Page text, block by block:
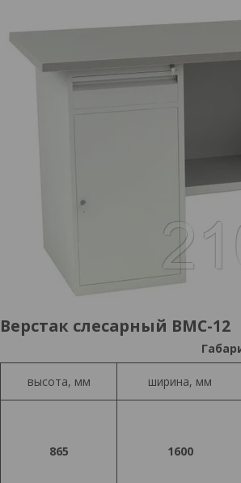
Верстак слесарный ВМС-12
высота, мм ширина, мм
865 1600